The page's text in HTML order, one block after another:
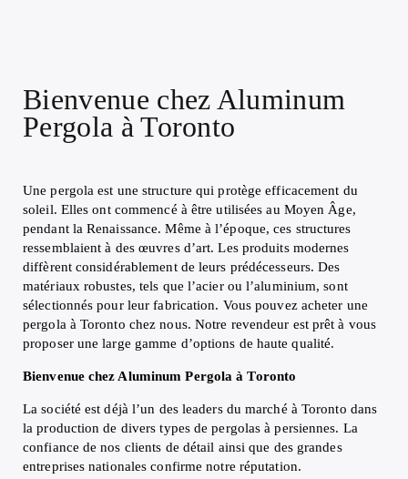
Bienvenue chez Aluminum
Pergola à Toronto
Une pergola est une structure qui protège efficacement du
soleil. Elles ont commencé à être utilisées au Moyen Âge,
pendant la Renaissance. Même à l’époque, ces structures
ressemblaient à des œuvres d’art. Les produits modernes
diffèrent considérablement de leurs prédécesseurs. Des
matériaux robustes, tels que l’acier ou l’aluminium, sont
sélectionnés pour leur fabrication. Vous pouvez acheter une
pergola à Toronto chez nous. Notre revendeur est prêt à vous
proposer une large gamme d’options de haute qualité.
Bienvenue chez Aluminum Pergola à Toronto
La société est déjà l’un des leaders du marché à Toronto dans
la production de divers types de pergolas à persiennes. La
confiance de nos clients de détail ainsi que des grandes
entreprises nationales confirme notre réputation.